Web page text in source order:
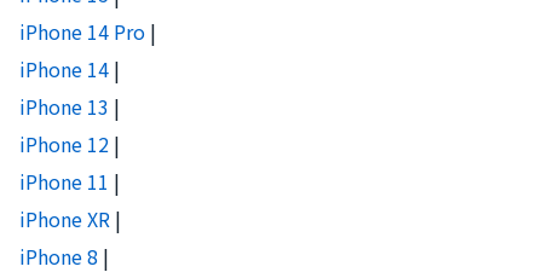
iPhone 14 Pro |
iPhone 14 |
iPhone 13 |
iPhone 12 |
iPhone 11 |
iPhone XR |
iPhone 8 |